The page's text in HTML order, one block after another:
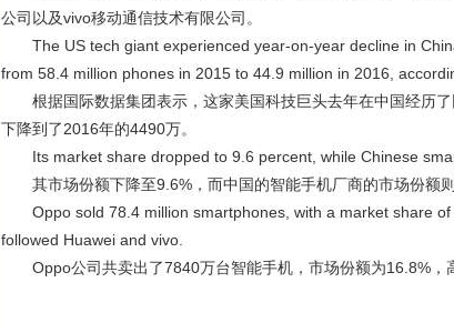
公司以及vivo移动通信技术有限公司。
The US tech giant experienced year-on-year decline in
from 58.4 million phones in 2015 to 44.9 million in 2016,
根据国际数据集团表示，这家美国科技巨头去年在中国经历
下降到了2016年的4490万。
Its market share dropped to 9.6 percent, while Chinese
其市场份额下降至9.6%，而中国的智能手机厂商的市场份额则
Oppo sold 78.4 million smartphones, with a market share of
followed Huawei and vivo.
Oppo公司共卖出了7840万台智能手机，市场份额为16.8%，